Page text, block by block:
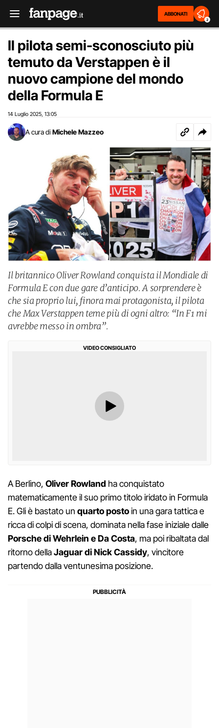
ABBONATI
2
Il pilota semi-sconosciuto più
temuto da Verstappen è il
nuovo campione del mondo
della Formula E
14 Luglio 2025 13:05
A cura di Michele Mazzeo
Il britannico Oliver Rowland conquista il Mondiale di
Formula E con due gare d’anticipo. A sorprendere è
che sia proprio lui, finora mai protagonista, il pilota
che Max Verstappen teme più di ogni altro: “In F1 mi
avrebbe messo in ombra”.
VIDEO CONSIGLIATO
A Berlino, Oliver Rowland ha conquistato
matematicamente il suo primo titolo iridato in Formula
E. Gli è bastato un quarto postoin una gara tattica e
ricca di colpi di scena, dominata nella fase iniziale dalle
Porsche di Wehrlein e Da Costa, ma poi ribaltata dal
ritorno dellaJaguar di Nick Cassidy, vincitore
partendo dalla ventunesima posizione.